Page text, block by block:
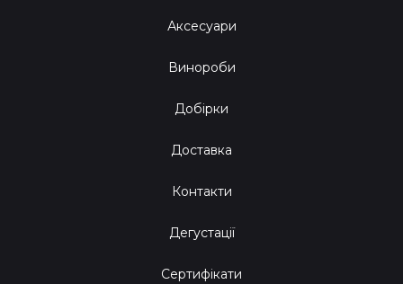
Аксесуари
Винороби
Добірки
Доставка
Контакти
Дегустації
Сертифікати